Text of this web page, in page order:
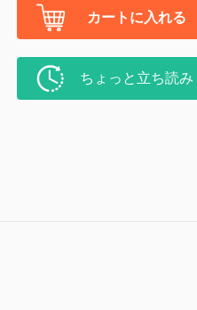
カートに入れる
ちょっと立ち読み